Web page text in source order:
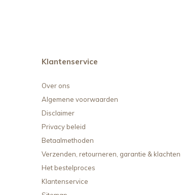
Klantenservice
Over ons
Algemene voorwaarden
Disclaimer
Privacy beleid
Betaalmethoden
Verzenden, retourneren, garantie & klachten
Het bestelproces
Klantenservice